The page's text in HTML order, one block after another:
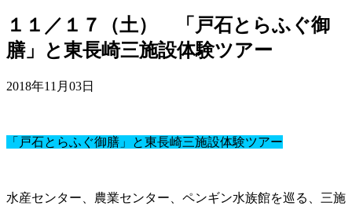
１１／１７（土） 「戸石とらふぐ御
膳」と東長崎三施設体験ツアー
2018年11月03日
「戸石とらふぐ御膳」と東長崎三施設体験ツアー
水産センター、農業センター、ペンギン水族館を巡る、三施